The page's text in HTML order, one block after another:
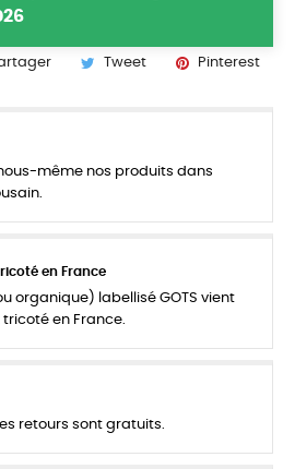
Tweet Pinterest
même nos produits dans
en France
organique) labellisé GOTS vient
en France.
retours sont gratuits.